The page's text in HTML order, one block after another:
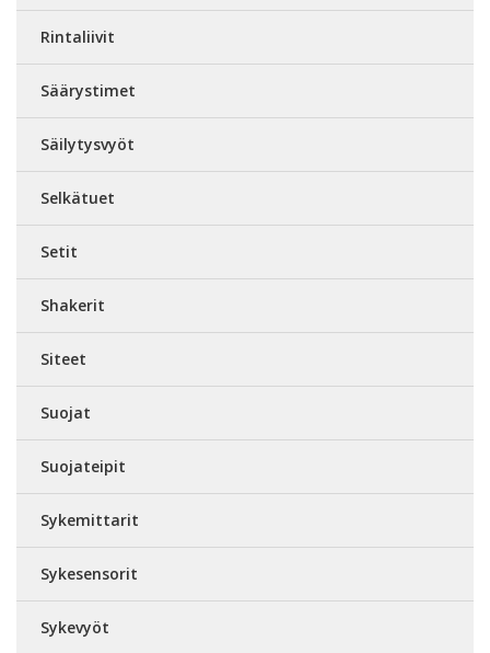
Rintaliivit
Säärystimet
Säilytysvyöt
Selkätuet
Setit
Shakerit
Siteet
Suojat
Suojateipit
Sykemittarit
Sykesensorit
Sykevyöt